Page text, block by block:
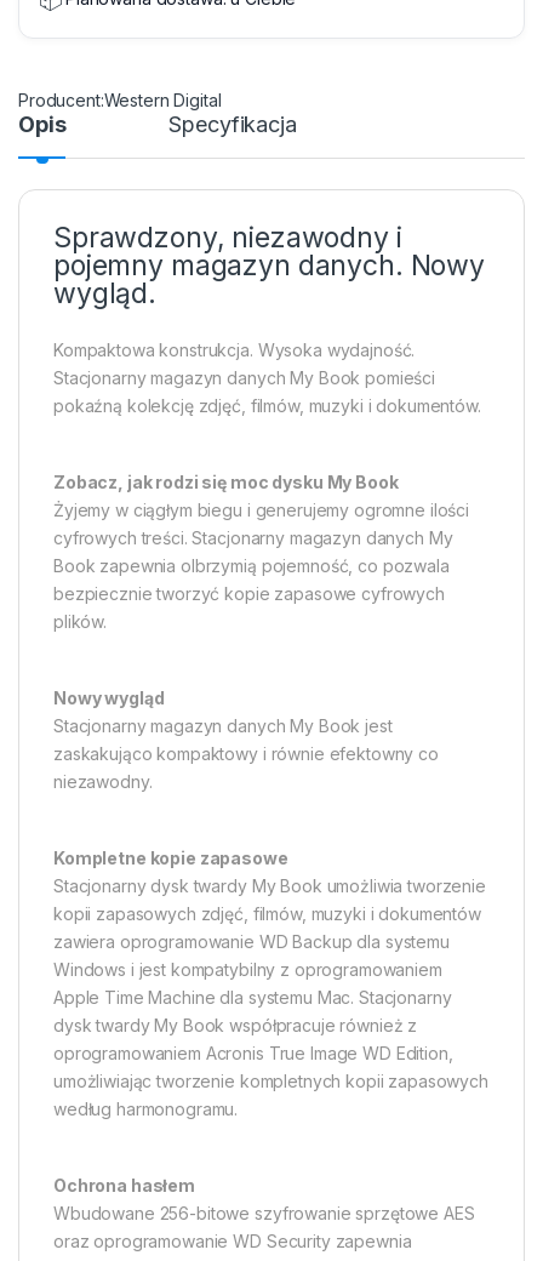
Western Digital
Opis Specyfikacja
Sprawdzony, niezawodny i
pojemny magazyn danych. Nowy
wygląd.
Kompaktowa konstrukcja. Wysoka wydajność.
Stacjonarny magazyn danych My Book pomieści
pokaźną kolekcję zdjęć, filmów, muzyki i dokumentów.
Zobacz, jak rodzi się moc dysku My Book
Żyjemy w ciągłym biegu i generujemy ogromne ilości
cyfrowych treści. Stacjonarny magazyn danych My
Book zapewnia olbrzymią pojemność, co pozwala
bezpiecznie tworzyć kopie zapasowe cyfrowych
plików.
Nowy wygląd
Stacjonarny magazyn danych My Book jest
zaskakująco kompaktowy i równie efektowny co
niezawodny.
Kompletne kopie zapasowe
Stacjonarny dysk twardy My Book umożliwia tworzenie
kopii zapasowych zdjęć, filmów, muzyki i dokumentów 
zawiera oprogramowanie WD Backup dla systemu
Windows i jest kompatybilny z oprogramowaniem
Apple Time Machine dla systemu Mac. Stacjonarny
dysk twardy My Book współpracuje również z
oprogramowaniem Acronis True Image WD Edition,
umożliwiając tworzenie kompletnych kopii zapasowych
według harmonogramu.
Ochrona hasłem
Wbudowane 256-bitowe szyfrowanie sprzętowe AES
oraz oprogramowanie WD Security zapewnia